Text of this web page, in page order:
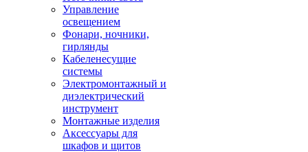
Управление
освещением
Фонари, ночники,
гирлянды
Кабеленесущие
системы
Электромонтажный и
диэлектрический
инструмент
Монтажные изделия
Аксессуары для
шкафов и щитов